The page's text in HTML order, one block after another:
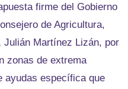
firme del Gobierno
de Agricultura,
Julián Martínez Lizán, por
zonas de extrema
ayudas específica que